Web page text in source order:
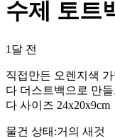
수제 토트
1달 전
직접만든 오렌지색
다 더스트백으로 만
다 사이즈 24x20x9cm
물건 상태 :거의 새것